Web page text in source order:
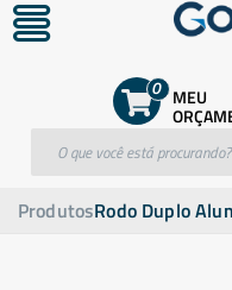
MEU
0
ProdutosRodo Duplo